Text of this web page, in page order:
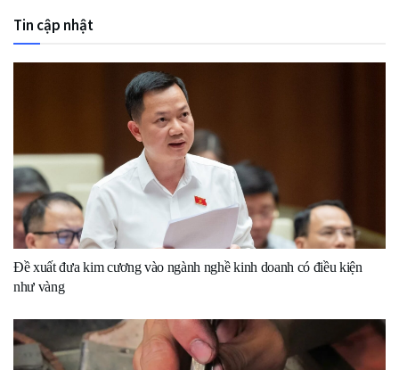
Tin cập nhật
Đề xuất đưa kim cương vào ngành nghề kinh doanh có điều kiện
như vàng